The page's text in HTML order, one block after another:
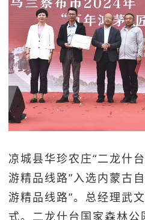
凉城县华珍农庄“二龙什
游精品线路”入选内蒙古
游精品线路”。总经理武
式。 二龙什台国家森林